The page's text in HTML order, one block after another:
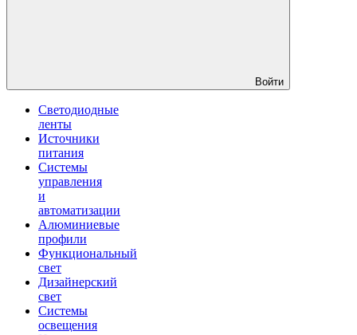
Войти
Светодиодные
ленты
Источники
питания
Системы
управления
и
автоматизации
Алюминиевые
профили
Функциональный
свет
Дизайнерский
свет
Системы
освещения